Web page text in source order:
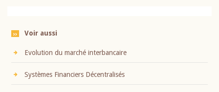
Voir aussi
Evolution du marché interbancaire
Systèmes Financiers Décentralisés